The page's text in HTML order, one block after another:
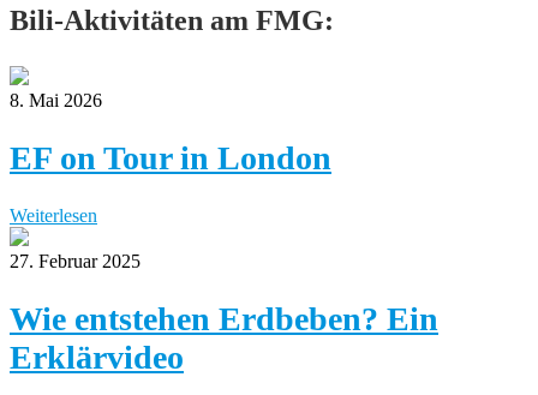
Bili-Aktivitäten am FMG:
8. Mai 2026
EF on Tour in London
Weiterlesen
27. Februar 2025
Wie entstehen Erdbeben? Ein
Erklärvideo